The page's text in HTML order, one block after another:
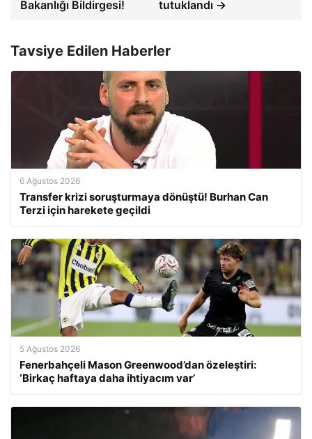
Bakanlığı Bildirgesi! tutuklandı →
Tavsiye Edilen Haberler
6 Ağustos 2026
Transfer krizi soruşturmaya dönüştü! Burhan Can
Terzi için harekete geçildi
5 Ağustos 2026
Fenerbahçeli Mason Greenwood’dan özeleştiri:
‘Birkaç haftaya daha ihtiyacım var’